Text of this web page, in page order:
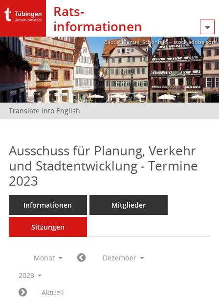
Rats­
informationen
Bild: @Manuel Schönfeld – stock.adobe.com
Translate into English
Ausschuss für Planung, Verkehr
und Stadtentwicklung - Termine
2023
Informationen Mitglieder
Sitzungen
Monat
Dezember
2023
Aktuell